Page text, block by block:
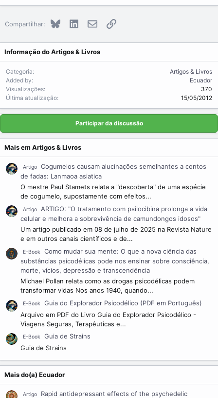
Compartilhar: Bluesky LinkedInE-mailLink
Informação do Artigos & Livros
Categoria
Artigos & Livros
Added by
Ecuador
Visualizações
370
Última atualização
15/05/2012
Participar da discussão
Mais em Artigos & Livros
Artigo
Cogumelos causam alucinações semelhantes a contos
de fadas: Lanmaoa asiatica
O mestre Paul Stamets relata a "descoberta" de uma espécie
de cogumelo, supostamente com efeitos...
Artigo
ARTIGO: "O tratamento com psilocibina prolonga a vida
celular e melhora a sobrevivência de camundongos idosos"
Um artigo publicado em 08 de julho de 2025 na Revista Nature
e em outros canais científicos e de...
E-Book
Como mudar sua mente: O que a nova ciência das
substâncias psicodélicas pode nos ensinar sobre consciência,
morte, vícios, depressão e transcendência
Michael Pollan relata como as drogas psicodélicas podem
transformar vidas Nos anos 1940, quando...
E-Book
Guia do Explorador Psicodélico (PDF em Português)
Arquivo em PDF do Livro Guia do Explorador Psicodélico -
Viagens Seguras, Terapêuticas e...
E-Book
Guia de Strains
Guia de Strains
Mais do(a) Ecuador
Artigo
Rapid antidepressant effects of the psychedelic